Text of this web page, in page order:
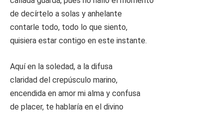
de decírtelo a solas y anhelante
contarle todo, todo lo que siento,
quisiera estar contigo en este instante.
Aquí en la soledad, a la difusa
claridad del crepúsculo marino,
encendida en amor mi alma y confusa
de placer, te hablaría en el divino